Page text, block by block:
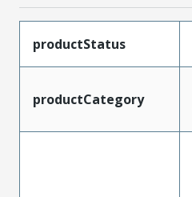
productStatus
productCategory